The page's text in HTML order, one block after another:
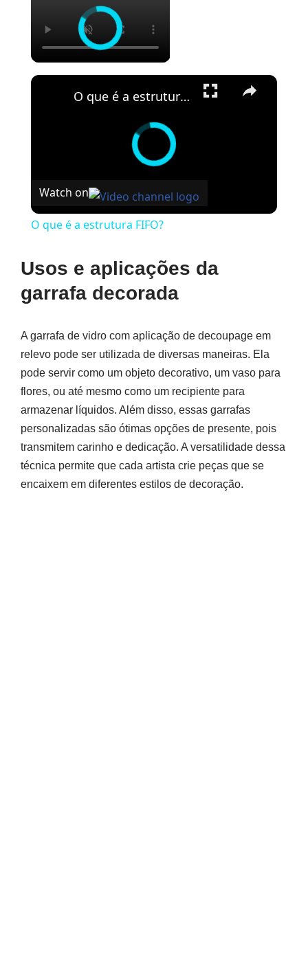
×
O que é a estrutura FIFO?
Watch on
O que é a estrutura FIFO?
Usos e aplicações da
garrafa decorada
A garrafa de vidro com aplicação de decoupage em
relevo pode ser utilizada de diversas maneiras. Ela
pode servir como um objeto decorativo, um vaso para
flores, ou até mesmo como um recipiente para
armazenar líquidos. Além disso, essas garrafas
personalizadas são ótimas opções de presente, pois
transmitem carinho e dedicação. A versatilidade dessa
técnica permite que cada artista crie peças que se
encaixem em diferentes estilos de decoração.